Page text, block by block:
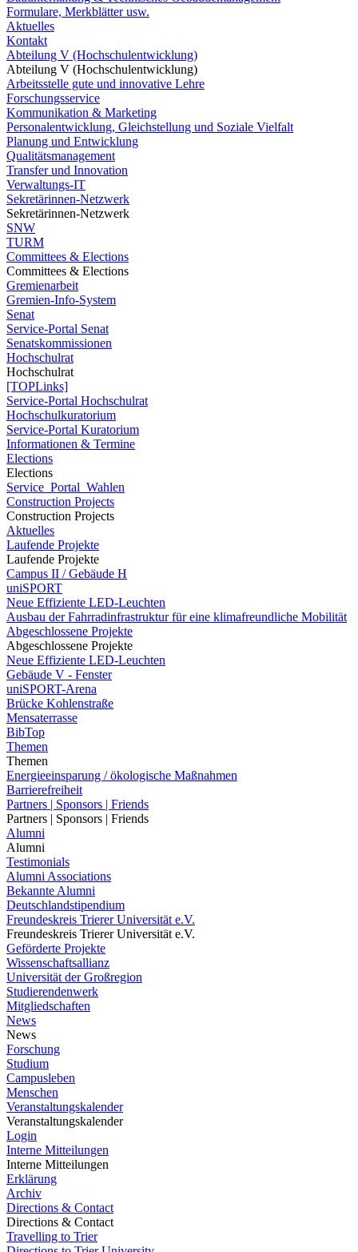
Formulare, Merkblätter usw.
Aktuelles
Kontakt
Abteilung V (Hochschulentwicklung)
Abteilung V (Hochschulentwicklung)
Arbeitsstelle gute und innovative Lehre
Forschungsservice
Kommunikation & Marketing
Personalentwicklung, Gleichstellung und Soziale Vielfalt
Planung und Entwicklung
Qualitätsmanagement
Transfer und Innovation
Verwaltungs-IT
Sekretärinnen-Netzwerk
Sekretärinnen-Netzwerk
SNW
TURM
Committees & Elections
Committees & Elections
Gremienarbeit
Gremien-Info-System
Senat
Service-Portal Senat
Senatskommissionen
Hochschulrat
Hochschulrat
[TOPLinks]
Service-Portal Hochschulrat
Hochschulkuratorium
Service-Portal Kuratorium
Informationen & Termine
Elections
Elections
Service_Portal_Wahlen
Construction Projects
Construction Projects
Aktuelles
Laufende Projekte
Laufende Projekte
Campus II / Gebäude H
uniSPORT
Neue Effiziente LED-Leuchten
Ausbau der Fahrradinfrastruktur für eine klimafreundliche Mobilität
Abgeschlossene Projekte
Abgeschlossene Projekte
Neue Effiziente LED-Leuchten
Gebäude V - Fenster
uniSPORT-Arena
Brücke Kohlenstraße
Mensaterrasse
BibTop
Themen
Themen
Energieeinsparung / ökologische Maßnahmen
Barrierefreiheit
Partners | Sponsors | Friends
Partners | Sponsors | Friends
Alumni
Alumni
Testimonials
Alumni Associations
Bekannte Alumni
Deutschlandstipendium
Freundeskreis Trierer Universität e.V.
Freundeskreis Trierer Universität e.V.
Geförderte Projekte
Wissenschaftsallianz
Universität der Großregion
Studierendenwerk
Mitgliedschaften
News
News
Forschung
Studium
Campusleben
Menschen
Veranstaltungskalender
Veranstaltungskalender
Login
Interne Mitteilungen
Interne Mitteilungen
Erklärung
Archiv
Directions & Contact
Directions & Contact
Travelling to Trier